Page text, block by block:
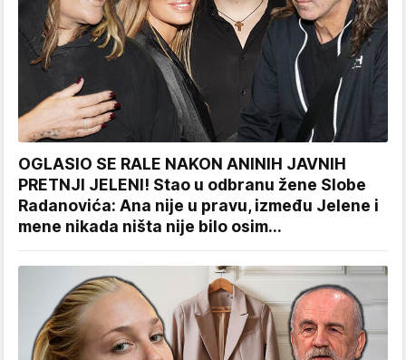
OGLASIO SE RALE NAKON ANINIH JAVNIH
PRETNJI JELENI! Stao u odbranu žene Slobe
Radanovića: Ana nije u pravu, između Jelene i
mene nikada ništa nije bilo osim...